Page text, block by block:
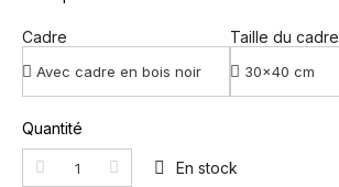
Cadre Taille du cadre
Quantité
En stock